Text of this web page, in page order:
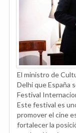
El ministro de
Delhi que España
Festival
Este festival es
promover el cine
fortalecer la